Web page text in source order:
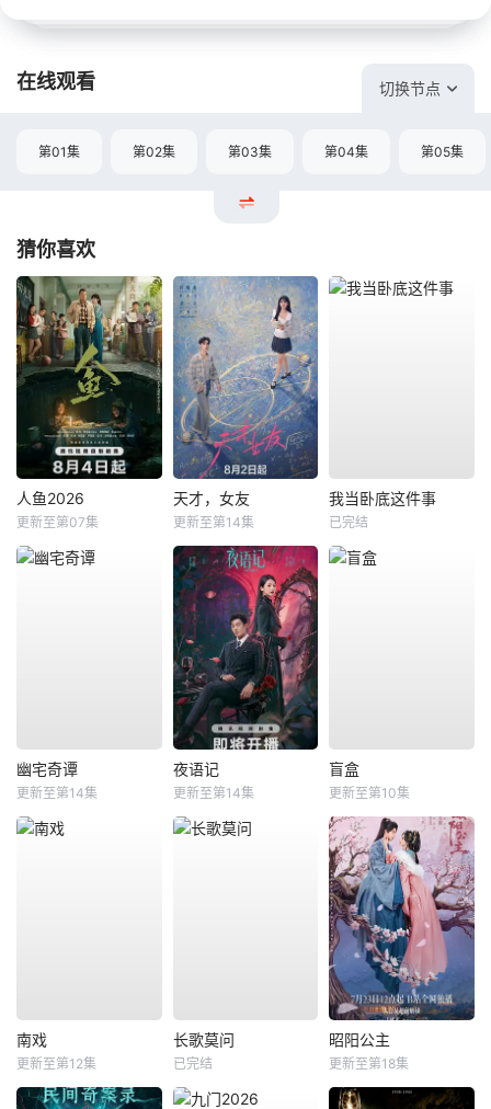
在线观看 切换节点
第01集 第02集 第03集 第04集 第05集
猜你喜欢
人鱼2026
更新至第07集
天才，女友
更新至第14集
我当卧底这件事
已完结
幽宅奇谭
更新至第14集
夜语记
更新至第14集
盲盒
更新至第10集
南戏
更新至第12集
长歌莫问
已完结
昭阳公主
更新至第18集